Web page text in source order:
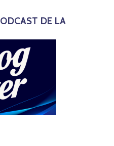
DE LA